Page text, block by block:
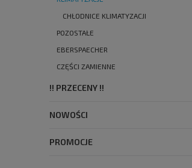
CHŁODNICE KLIMATYZACJI
POZOSTAŁE
EBERSPAECHER
CZĘŚCI ZAMIENNE
!! PRZECENY !!
NOWOŚCI
PROMOCJE